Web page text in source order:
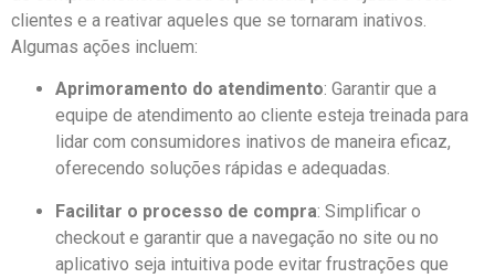
clientes e a reativar aqueles que se tornaram inativos.
Algumas ações incluem:
Aprimoramento do atendimento: Garantir que a
equipe de atendimento ao cliente esteja treinada para
lidar com consumidores inativos de maneira eficaz,
oferecendo soluções rápidas e adequadas.
Facilitar o processo de compra: Simplificar o
checkout e garantir que a navegação no site ou no
aplicativo seja intuitiva pode evitar frustrações que